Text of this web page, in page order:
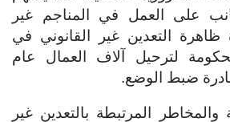
على العمل في المناجم غير
ظاهرة التعدين غير القانوني في
لترحيل آلاف العمال عام
والمخاطر المرتبطة بالتعدين غير